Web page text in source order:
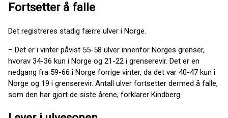
Fortsetter å falle
Det registreres stadig færre ulver i Norge.
– Det er i vinter påvist 55-58 ulver innenfor Norges grenser,
hvorav 34-36 kun i Norge og 21-22 i grenserevir. Det er en
nedgang fra 59-66 i Norge forrige vinter, da det var 40-47 kun i
Norge og 19 i grenserevir. Antall ulver fortsetter dermed å falle,
som den har gjort de siste årene, forklarer Kindberg.